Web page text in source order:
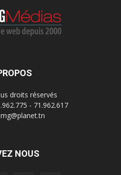
droits réservés
- 71.962.617
NOUS